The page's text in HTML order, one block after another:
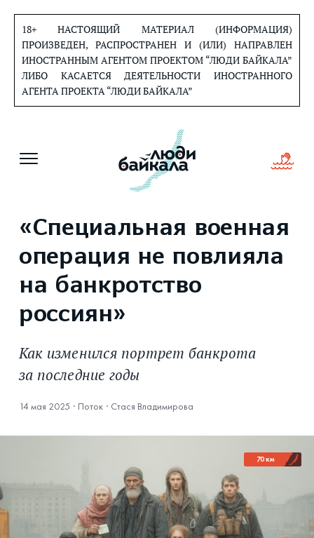
содержанию
18+ НАСТОЯЩИЙ МАТЕРИАЛ (ИНФОРМАЦИЯ)
ПРОИЗВЕДЕН, РАСПРОСТРАНЕН И (ИЛИ) НАПРАВЛЕН
ИНОСТРАННЫМ АГЕНТОМ ПРОЕКТОМ “ЛЮДИ БАЙКАЛА”
ЛИБО КАСАЕТСЯ ДЕЯТЕЛЬНОСТИ ИНОСТРАННОГО
АГЕНТА ПРОЕКТА “ЛЮДИ БАЙКАЛА”
«Специальная военная
операция не повлияла
на банкротство
россиян»
Как изменился портрет банкрота
за последние годы
14 мая 2025 · Поток · Стася Владимирова
70 км